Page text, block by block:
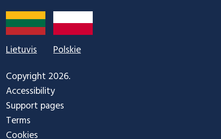
Lietuvis
Polskie
Copyright 2026.
Accessibility
Support pages
Terms
Cookies